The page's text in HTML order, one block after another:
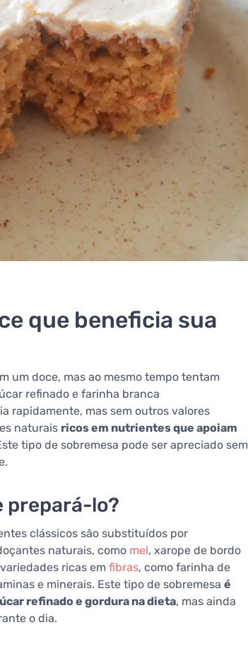
que beneficia sua
um doce, mas ao mesmo tempo tentam
refinado e farinha branca
rapidamente, mas sem outros valores
naturais ricos em nutrientes que apoiam
tipo de sobremesa pode ser apreciado sem
prepará-lo?
clássicos são substituídos por
naturais, como mel, xarope de bordo
ricas em fibras, como farinha de
e minerais. Este tipo de sobremesa é
refinado e gordura na dieta, mas ainda
o dia.